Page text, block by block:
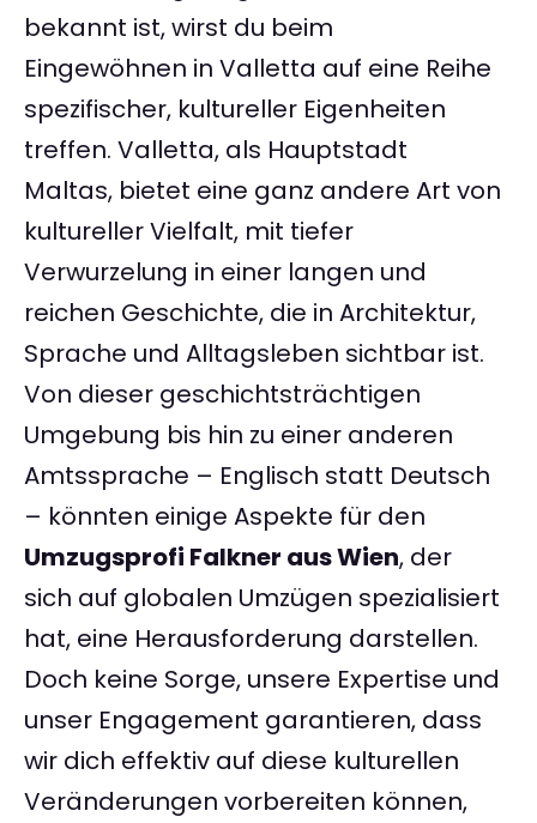
bekannt ist, wirst du beim
Eingewöhnen in Valletta auf eine Reihe
spezifischer, kultureller Eigenheiten
treffen. Valletta, als Hauptstadt
Maltas, bietet eine ganz andere Art von
kultureller Vielfalt, mit tiefer
Verwurzelung in einer langen und
reichen Geschichte, die in Architektur,
Sprache und Alltagsleben sichtbar ist.
Von dieser geschichtsträchtigen
Umgebung bis hin zu einer anderen
Amtssprache – Englisch statt Deutsch
– könnten einige Aspekte für den
Umzugsprofi Falkner aus Wien, der
sich auf globalen Umzügen spezialisiert
hat, eine Herausforderung darstellen.
Doch keine Sorge, unsere Expertise und
unser Engagement garantieren, dass
wir dich effektiv auf diese kulturellen
Veränderungen vorbereiten können,